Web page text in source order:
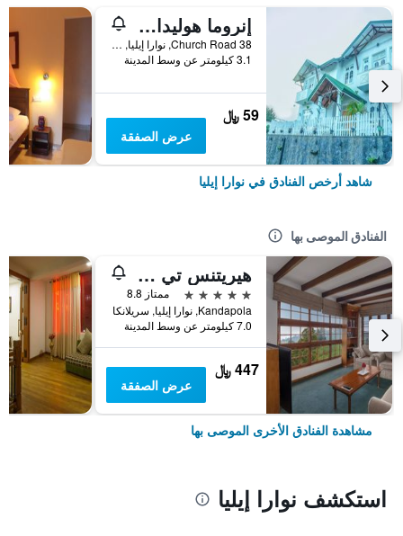
إنروما هوليداي ريزورت
38 Church Road, نوارا إيليا, سريلانكا
3.1 كيلومتر عن وسط المدينة
59 ﷼
عرض الصفقة
شاهد أرخص الفنادق في نوارا إيليا
الفنادق الموصى بها
هيريتنس تي فاكتوري
5 نجوم
ممتاز 8.8
Kandapola, نوارا إيليا, سريلانكا
7.0 كيلومتر عن وسط المدينة
447 ﷼
عرض الصفقة
مشاهدة الفنادق الأخرى الموصى بها
استكشف نوارا إيليا